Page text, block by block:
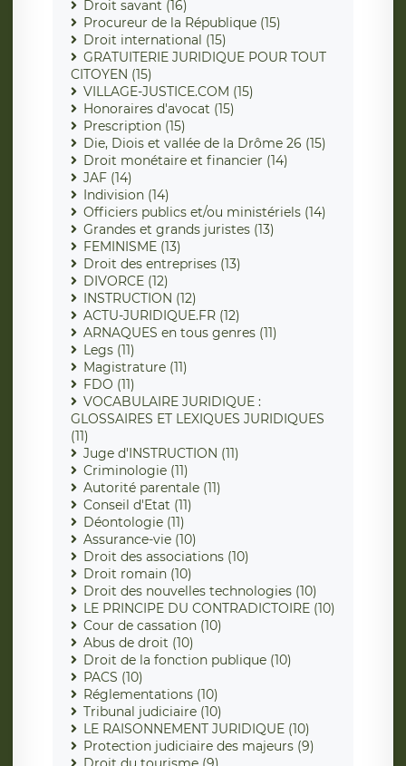
Droit savant (16)
Procureur de la République (15)
Droit international (15)
GRATUITERIE JURIDIQUE POUR TOUT
CITOYEN (15)
VILLAGE-JUSTICE.COM (15)
Honoraires d'avocat (15)
Prescription (15)
Die, Diois et vallée de la Drôme 26 (15)
Droit monétaire et financier (14)
JAF (14)
Indivision (14)
Officiers publics et/ou ministériels (14)
Grandes et grands juristes (13)
FEMINISME (13)
Droit des entreprises (13)
DIVORCE (12)
INSTRUCTION (12)
ACTU-JURIDIQUE.FR (12)
ARNAQUES en tous genres (11)
Legs (11)
Magistrature (11)
FDO (11)
VOCABULAIRE JURIDIQUE :
GLOSSAIRES ET LEXIQUES JURIDIQUES
(11)
Juge d'INSTRUCTION (11)
Criminologie (11)
Autorité parentale (11)
Conseil d'Etat (11)
Déontologie (11)
Assurance-vie (10)
Droit des associations (10)
Droit romain (10)
Droit des nouvelles technologies (10)
LE PRINCIPE DU CONTRADICTOIRE (10)
Cour de cassation (10)
Abus de droit (10)
Droit de la fonction publique (10)
PACS (10)
Réglementations (10)
Tribunal judiciaire (10)
LE RAISONNEMENT JURIDIQUE (10)
Protection judiciaire des majeurs (9)